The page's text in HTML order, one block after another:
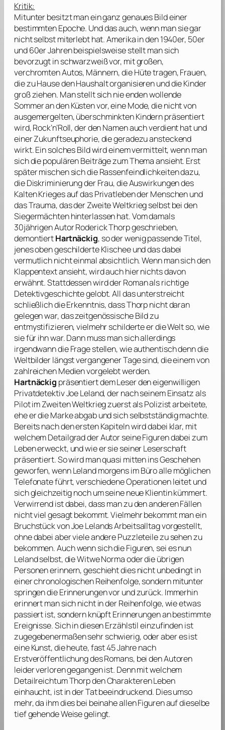
Kritik:
Mitunter besitzt man ein ganz genaues Bild einer
bestimmten Epoche. Und das auch, wenn man sie gar
nicht selbst miterlebt hat. Amerika in den 1940er, 50er
und 60er Jahren beispielsweise stellt man sich
bevorzugt in schwarzweiß vor, mit großen,
verchromten Autos, Männern, die Hüte tragen, Frauen,
die zu Hause den Haushalt organisieren und die Kinder
groß ziehen. Man stellt sich nie enden wollende
Sommer an den Küsten vor, eine Mode, die nicht von
ausgemergelten, überschminkten Kindern präsentiert
wird, Rock’n’Roll, der den Namen auch verdient hat und
einer Zukunftseuphorie, die geradezu ansteckend
wirkt. Ein solches Bild wird einem vermittelt, wenn man
sich die populären Beiträge zum Thema ansieht. Erst
später mischen sich die Rassenfeindlichkeiten dazu,
die Diskriminierung der Frau, die Auswirkungen des
Kalten Krieges auf das Privatleben der Menschen und
das Trauma, das der Zweite Weltkrieg selbst bei den
Siegermächten hinterlassen hat. Vom damals
30jährigen AutorRoderick Thorpgeschrieben,
demontiertHartnäckig, so der wenig passende Titel,
jenes oben geschilderte Klischee und das dabei
vermutlich nicht einmal absichtlich. Wenn man sich den
Klappentext ansieht, wird auch hier nichts davon
erwähnt. Stattdessen wird der Roman als richtige
Detektivgeschichte gelobt. All das unterstreicht
schließlich die Erkenntnis, dassThorpnicht daran
gelegen war, das zeitgenössische Bild zu
entmystifizieren, vielmehr schilderte er die Welt so, wie
sie für ihn war. Dann muss man sich allerdings
irgendwann die Frage stellen, wie authentisch denn die
Weltbilder längst vergangener Tage sind, die einem von
zahlreichen Medien vorgelebt werden.
Hartnäckig präsentiert dem Leser den eigenwilligen
Privatdetektiv Joe Leland, der nach seinem Einsatz als
Pilot im Zweiten Weltkrieg zuerst als Polizist arbeitete,
ehe er die Marke abgab und sich selbstständig machte.
Bereits nach den ersten Kapiteln wird dabei klar, mit
welchem Detailgrad der Autor seine Figuren dabei zum
Leben erweckt, und wie er sie seiner Leserschaft
präsentiert. So wird man quasi mitten ins Geschehen
geworfen, wenn Leland morgens im Büro alle möglichen
Telefonate führt, verschiedene Operationen leitet und
sich gleichzeitig noch um seine neue Klientin kümmert.
Verwirrend ist dabei, dass man zu den anderen Fällen
nicht viel gesagt bekommt. Vielmehr bekommt man ein
Bruchstück von Joe Lelands Arbeitsalltag vorgestellt,
ohne dabei aber viele andere Puzzleteile zu sehen zu
bekommen. Auch wenn sich die Figuren, sei es nun
Leland selbst, die Witwe Norma oder die übrigen
Personen erinnern, geschieht dies nicht unbedingt in
einer chronologischen Reihenfolge, sondern mitunter
springen die Erinnerungen vor und zurück. Immerhin
erinnert man sich nicht in der Reihenfolge, wie etwas
passiert ist, sondern knüpft Erinnerungen an bestimmte
Ereignisse. Sich in diesen Erzählstil einzufinden ist
zugegebenermaßen sehr schwierig, oder aber es ist
eine Kunst, die heute, fast 45 Jahre nach
Erstveröffentlichung des Romans, bei den Autoren
leider verloren gegangen ist. Denn mit welchem
DetailreichtumThorpden Charakteren Leben
einhaucht, ist in der Tat beeindruckend. Dies umso
mehr, da ihm dies bei beinahe allen Figuren auf dieselbe
tief gehende Weise gelingt.